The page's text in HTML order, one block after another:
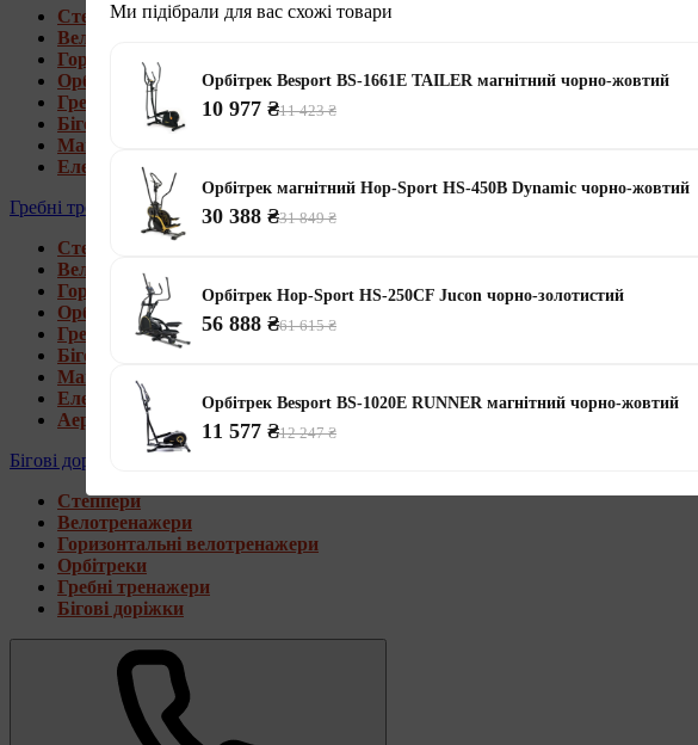
Степпери
Велотренажери
Горизонтальні велотренажери
Орбітреки
Гребні тренажери
Бігові доріжки
Магнітні орбітреки
Електромагнітні орбітреки
Гребні тренажери
Степпери
Велотренажери
Горизонтальні велотренажери
Орбітреки
Гребні тренажери
Бігові доріжки
Магнітні гребні тренажери
Електромагнітні гребні тренажери
Аеромагнітні гребні тренажери
Бігові доріжки
Степпери
Велотренажери
Горизонтальні велотренажери
Орбітреки
Гребні тренажери
Бігові доріжки
Ми підібрали для вас схожі товари
Орбітрек Besport BS-1661E TAILER магнітний чорно-жовтий
10 977 ₴11 423 ₴
Орбітрек магнітний Hop-Sport HS-450B Dynamic чорно-жовтий
30 388 ₴31 849 ₴
Орбітрек Hop-Sport HS-250CF Jucon чорно-золотистий
56 888 ₴61 615 ₴
Орбітрек Besport BS-1020E RUNNER магнітний чорно-жовтий
11 577 ₴12 247 ₴